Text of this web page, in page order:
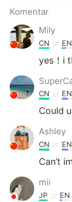
Deutsch
ไทย
Türkçe
Português
Komentar
Mily
CN EN
yes！i
CN EN
Could
Ashley
CN EN
Can’t
mii
JP EN